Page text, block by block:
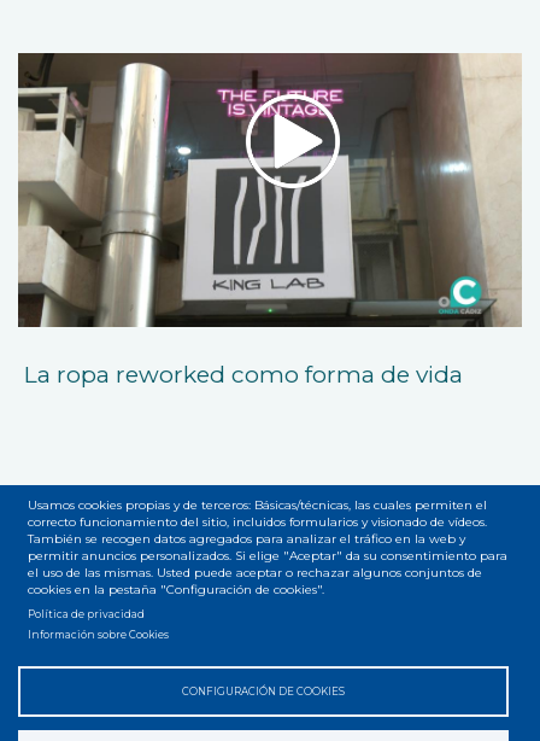
La ropa reworked como forma de vida
Menú
del
pie
Accesibilidad Privacidad Legal Cookies Mapa web
Usamos cookies propias y de terceros: Básicas/técnicas, las cuales permiten el
correcto funcionamiento del sitio, incluidos formularios y visionado de vídeos.
También se recogen datos agregados para analizar el tráfico en la web y
permitir anuncios personalizados. Si elige "Aceptar" da su consentimiento para
el uso de las mismas. Usted puede aceptar o rechazar algunos conjuntos de
cookies en la pestaña "Configuración de cookies".
Política de privacidad
Información sobre Cookies
CONFIGURACIÓN DE COOKIES